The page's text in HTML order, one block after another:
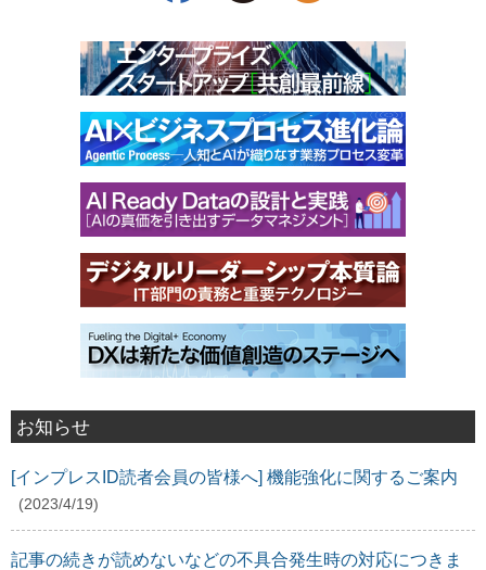
お知らせ
[インプレスID読者会員の皆様へ] 機能強化に関するご案内
(2023/4/19)
記事の続きが読めないなどの不具合発生時の対応につきま